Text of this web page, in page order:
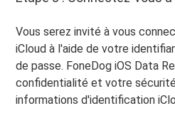
Vous serez invité à vous
iCloud à l'aide de votre
de passe. FoneDog iOS Data
confidentialité et votre
informations d'identification